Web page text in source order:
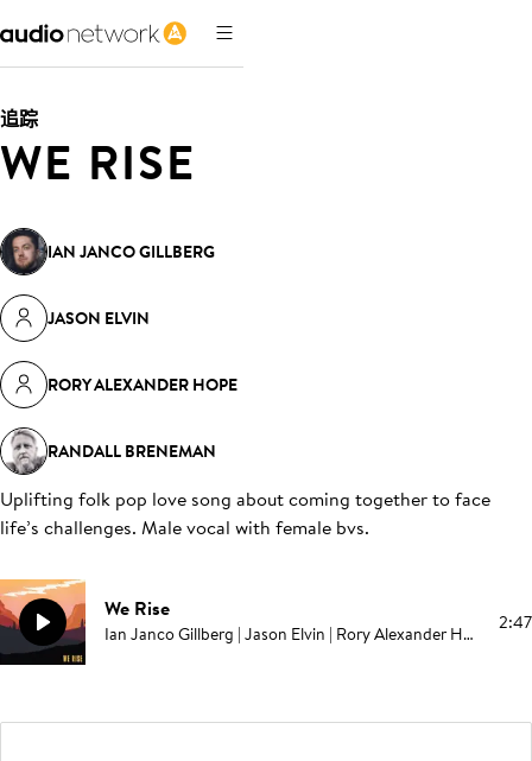
追踪
WE RISE
IAN JANCO GILLBERG
JASON ELVIN
RORY ALEXANDER HOPE
RANDALL BRENEMAN
Uplifting folk pop love song about coming together to face
life’s challenges. Male vocal with female bvs.
We Rise
Ian Janco Gillberg | Jason Elvin | Rory Alexander Hope | Randall Breneman 2:47